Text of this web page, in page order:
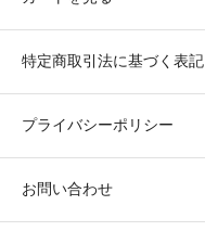
特定商取引法に基づく表記
プライバシーポリシー
お問い合わせ